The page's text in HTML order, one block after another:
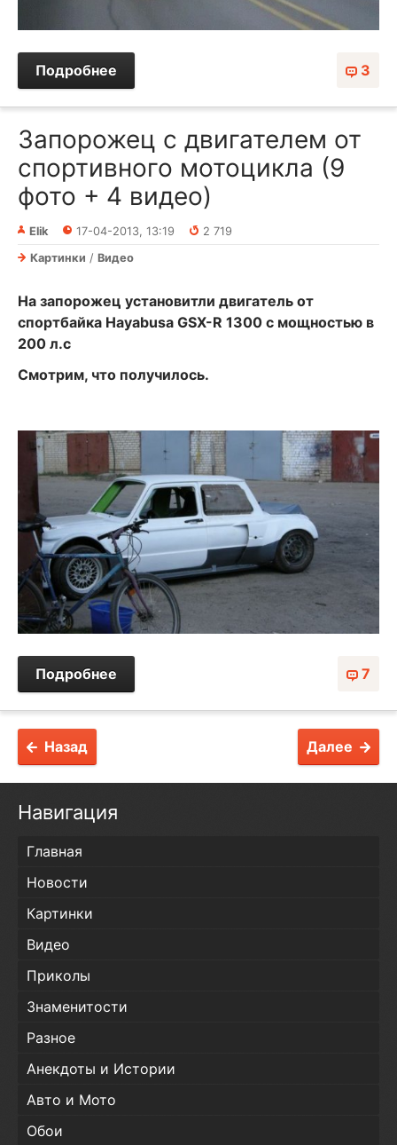
3
Подробнее
Запорожец с двигателем от
спортивного мотоцикла (9
фото + 4 видео)
Elik 17-04-2013, 13:19
2 719
Картинки / Видео
На запорожец установитли двигатель от
спортбайка Hayabusa GSX-R 1300 с мощностью в
200 л.с
Смотрим, что получилось.
7
Подробнее
Назад Далее
Навигация
Главная
Новости
Картинки
Видео
Приколы
Знаменитости
Разное
Анекдоты и Истории
Авто и Мото
Обои